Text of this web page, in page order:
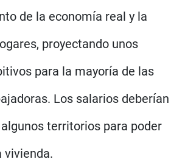
de la economía real y la
proyectando unos
para la mayoría de las
Los salarios deberían
territorios para poder
vivienda.